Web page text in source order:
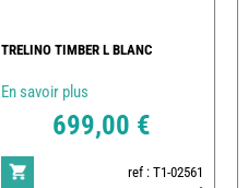
TRELINO TIMBER L BLANC
En savoir plus
699,00 €
ref : T1-02561